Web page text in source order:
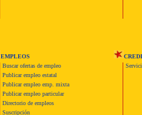
EMPLEOS
Buscar ofertas de empleo
Publicar empleo estatal
Publicar empleo emp. mixta
Publicar empleo particular
Directorio de empleos
Suscripción